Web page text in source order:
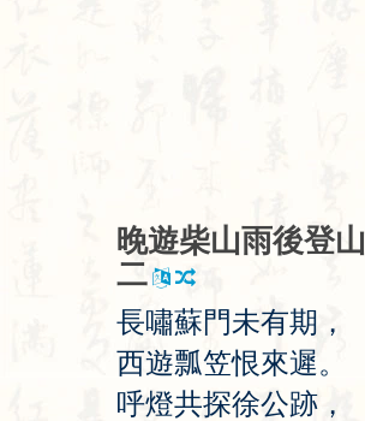
晚遊柴山雨後登山
二
長嘯蘇門未有期 ，
西遊瓢笠恨來遲。
呼燈共探徐公跡 ，